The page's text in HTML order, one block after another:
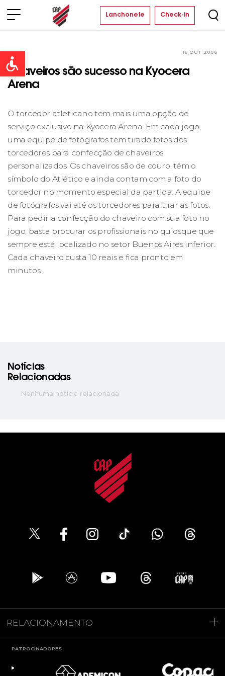
Open toolbar
Lanchonete Check-in
16 OUT 2006
Chaveiros são sucesso na Kyocera
Arena
O torcedor atleticano tem mais uma opção de
serviço exclusivo na Kyocera Arena. Em cada jogo,
uma equipe de fotógrafos tem tirado fotos dos
torcedores para confecção de chaveiros
personalizados. Os chaveiros são de couro, têm o
símbolo do Atlético e ainda contam com a foto do
torcedor no momento especial da partida. A equipe
de fotógrafos vai até os torcedores para tirar as fotos.
Para pedir a confecção do chaveiro com sua foto no
jogo, basta procurar os profissionais no quiosque que
sempre está localizado no setor Buenos Aires inferior.
Cada chaveiro custa 10 reais e fica pronto em
minutos.
Notícias
Relacionadas
Nenhuma notícia relacionada
RELACIONAMENTO
PATROCINADORES